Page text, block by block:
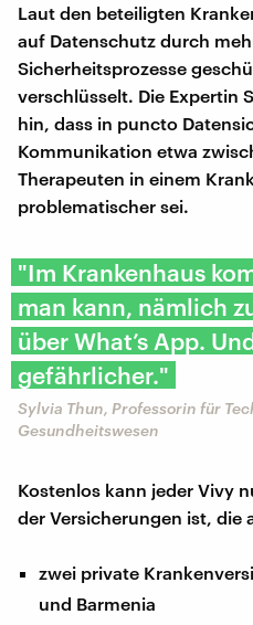
Laut den beteiligten
auf Datenschutz durch
Sicherheitsprozesse
verschlüsselt. Die Expertin
hin, dass in puncto
Kommunikation etwa
Therapeuten in einem
problematischer sei.
"Im Krankenhaus
man kann, nämlich
über What’s App.
gefährlicher."
Sylvia Thun, Professorin für
Gesundheitswesen
Kostenlos kann jeder Vivy
der Versicherungen ist, die
zwei private
und Barmenia